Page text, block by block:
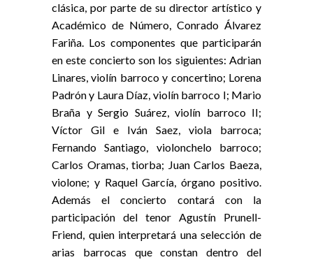
clásica, por parte de su director artístico y
Académico de Número, Conrado Álvarez
Fariña. Los componentes que participarán
en este concierto son los siguientes: Adrian
Linares, violín barroco y concertino; Lorena
Padrón y Laura Díaz, violín barroco I; Mario
Braña y Sergio Suárez, violín barroco II;
Víctor Gil e Iván Saez, viola barroca;
Fernando Santiago, violonchelo barroco;
Carlos Oramas, tiorba; Juan Carlos Baeza,
violone; y Raquel García, órgano positivo.
Además el concierto contará con la
participación del tenor Agustín Prunell-
Friend, quien interpretará una selección de
arias barrocas que constan dentro del